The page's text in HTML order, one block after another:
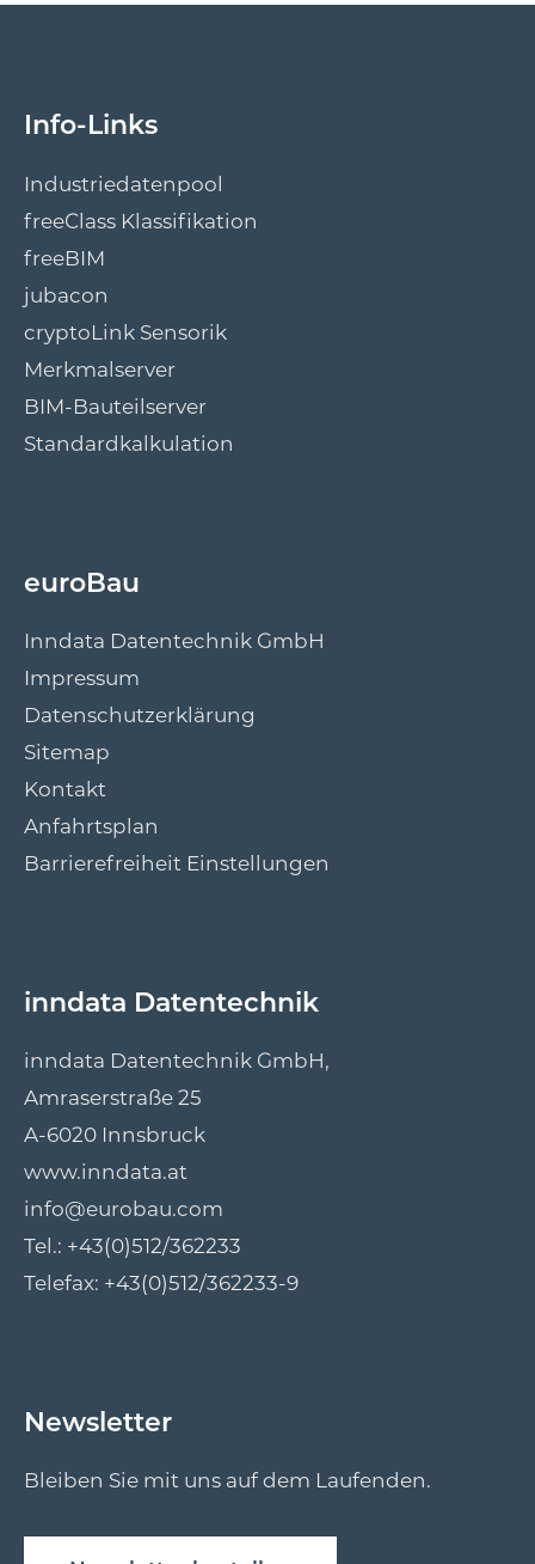
Info-Links
Industriedatenpool
freeClass Klassifikation
freeBIM
jubacon
cryptoLink Sensorik
Merkmalserver
BIM-Bauteilserver
Standardkalkulation
euroBau
Inndata Datentechnik GmbH
Impressum
Datenschutzerklärung
Sitemap
Kontakt
Anfahrtsplan
Barrierefreiheit Einstellungen
inndata Datentechnik
inndata Datentechnik GmbH,
Amraserstraße 25
A-6020 Innsbruck
www.inndata.at
info@eurobau.com
Tel.: +43(0)512/362233
Telefax: +43(0)512/362233-9
Newsletter
Bleiben Sie mit uns auf dem Laufenden.